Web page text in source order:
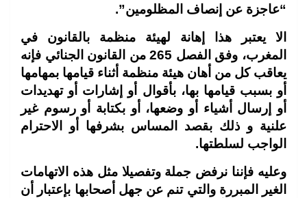
“عاجزة عن إنصاف المظلومين”.
الا يعتبر هذا إهانة لهيئة منظمة بالقانون في
المغرب، وفق الفصل 265 من القانون الجنائي فإنه
يعاقب كل من أهان هيئة منظمة أثناء قيامها بمهامها
أو بسبب قيامها بها، بأقوال أو إشارات أو تهديدات
أو إرسال أشياء أو وضعها، أو بكتابة أو رسوم غير
علنية و ذلك بقصد المساس بشرفها أو الاحترام
الواجب لسلطتها.
وعليه فإننا نرفض جملة وتفصيلا مثل هذه الاتهامات
الغير المبررة والتي تنم عن جهل أصحابها بإعتبار أن